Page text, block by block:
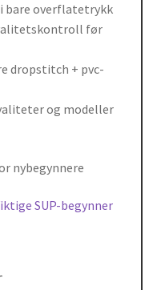
bare overflatetrykk
før
dropstitch + pvc-
og modeller
nybegynnere
SUP-begynner